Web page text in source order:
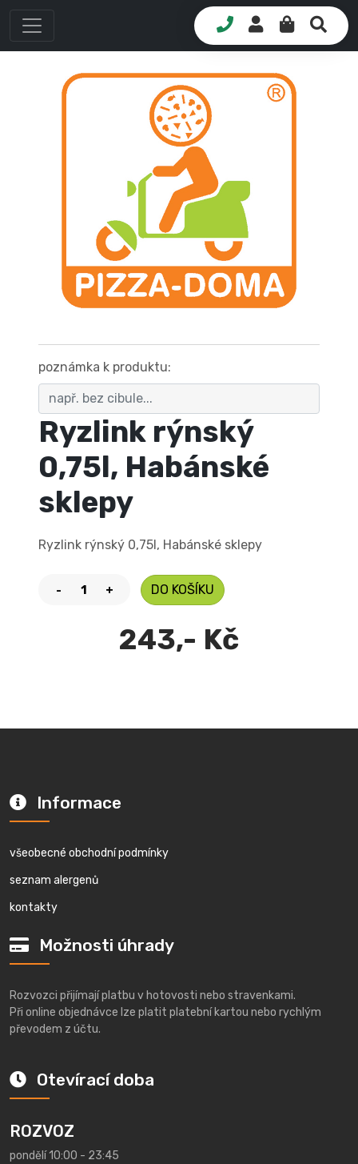
poznámka k produktu:
Ryzlink rýnský
0,75l, Habánské
sklepy
Ryzlink rýnský 0,75l, Habánské sklepy
- + DO KOŠÍKU
243,- Kč
Informace
všeobecné obchodní podmínky
seznam alergenů
kontakty
Možnosti úhrady
Rozvozci přijímají platbu v hotovosti nebo stravenkami.
Při online objednávce lze platit platební kartou nebo rychlým
převodem z účtu.
Otevírací doba
ROZVOZ
pondělí 10:00 - 23:45